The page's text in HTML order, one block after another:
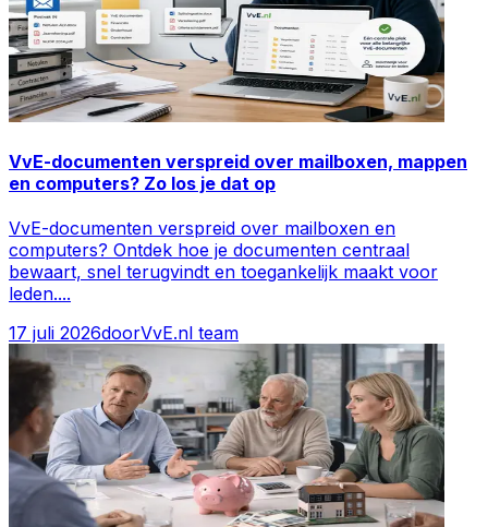
VvE-documenten verspreid over mailboxen, mappen
en computers? Zo los je dat op
VvE-documenten verspreid over mailboxen en
computers? Ontdek hoe je documenten centraal
bewaart, snel terugvindt en toegankelijk maakt voor
leden....
17 juli 2026doorVvE.nl team